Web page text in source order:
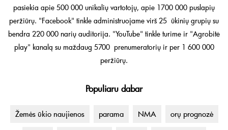
pasiekia apie 500 000 unikalių vartotojų, apie 1700 000 puslapių
peržiūrų. "Facebook" tinkle administruojame virš 25 ūkinių grupių su
bendra 220 000 narių auditorija. "YouTube" tinkle turime ir "Agrobitė
play" kanalą su maždaug 5700 prenumeratorių ir per 1 600 000
peržiūrų.
Populiaru dabar
Žemės ūkio naujienos parama NMA orų prognozė